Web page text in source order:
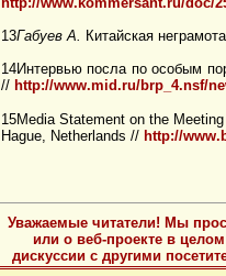
13Габуев А. Китайская
14Интервью посла по особым
// http://www.mid.ru/brp_4.nsf/
15Media Statement on the
Hague, Netherlands // http://
Уважаемые читатели! Мы
или о веб-проекте в
дискуссии с другими